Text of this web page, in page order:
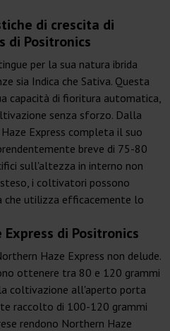
di crescita di
di Positronics
per la sua natura ibrida
sia Indica che Sativa. Questa
capacità di fioritura automatica,
senza sforzo. Dalla
Express completa il suo
breve di 75-80
sull'altezza in interno non
i coltivatori possono
che utilizza efficacemente lo
di Positronics
Haze Express non delude.
ottenere tra 80 e 120 grammi
coltivazione all'aperto porta
raccolto di 100-120 grammi
rendono Northern Haze